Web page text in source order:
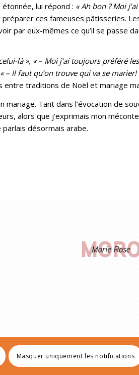
étonnée, lui répond : « Ah bon ? Moi
ces fameuses pâtisseries.
par eux-mêmes ce qu’il se passe
là », « – Moi j’ai toujours préféré
– Il faut qu’on trouve qui va se marier!
entre traditions de Noël et mariage
mariage. Tant dans l’évocation de
alors que j’exprimais mon
désormais arabe.
Mentions Légales Politique de
Masquer uniquement les notifications